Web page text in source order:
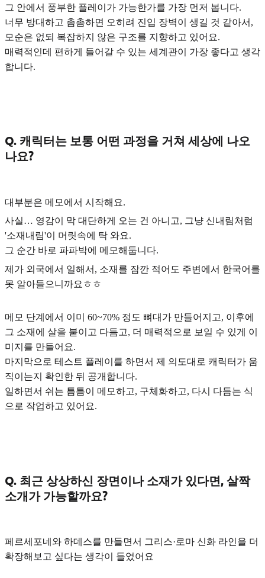
그 안에서 풍부한 플레이가 가능한가를 가장 먼저 봅니다.
너무 방대하고 촘촘하면 오히려 진입 장벽이 생길 것 같아서,
모순은 없되 복잡하지 않은 구조를 지향하고 있어요.
매력적인데 편하게 들어갈 수 있는 세계관이 가장 좋다고 생각
합니다.
Q. 캐릭터는 보통 어떤 과정을 거쳐 세상에 나오
나요?
대부분은 메모에서 시작해요.
사실… 영감이 막 대단하게 오는 건 아니고, 그냥 신내림처럼
'소재내림'이 머릿속에 탁 와요.
그 순간 바로 파파박에 메모해둡니다.
제가 외국에서 일해서, 소재를 잠깐 적어도 주변에서 한국어를
못 알아들으니까요ㅎㅎ
메모 단계에서 이미 60~70% 정도 뼈대가 만들어지고, 이후에
그 소재에 살을 붙이고 다듬고, 더 매력적으로 보일 수 있게 이
미지를 만들어요.
마지막으로 테스트 플레이를 하면서 제 의도대로 캐릭터가 움
직이는지 확인한 뒤 공개합니다.
일하면서 쉬는 틈틈이 메모하고, 구체화하고, 다시 다듬는 식
으로 작업하고 있어요.
Q. 최근 상상하신 장면이나 소재가 있다면, 살짝
소개가 가능할까요?
페르세포네와 하데스를 만들면서 그리스·로마 신화 라인을 더
확장해보고 싶다는 생각이 들었어요